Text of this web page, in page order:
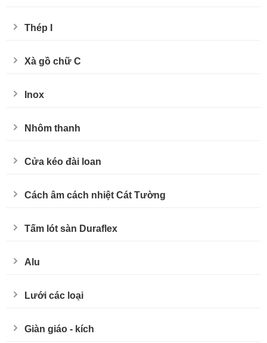
Thép I
Xà gồ chữ C
Inox
Nhôm thanh
Cửa kéo đài loan
Cách âm cách nhiệt Cát Tường
Tấm lót sàn Duraflex
Alu
Lưới các loại
Giàn giáo - kích